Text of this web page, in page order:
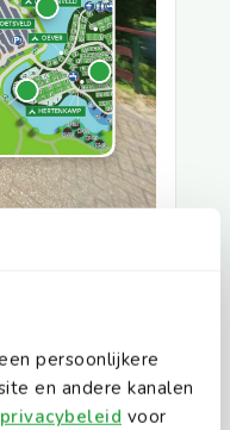
persoonlijkere
en andere kanalen
privacybeleid voor
of hoger 9.0